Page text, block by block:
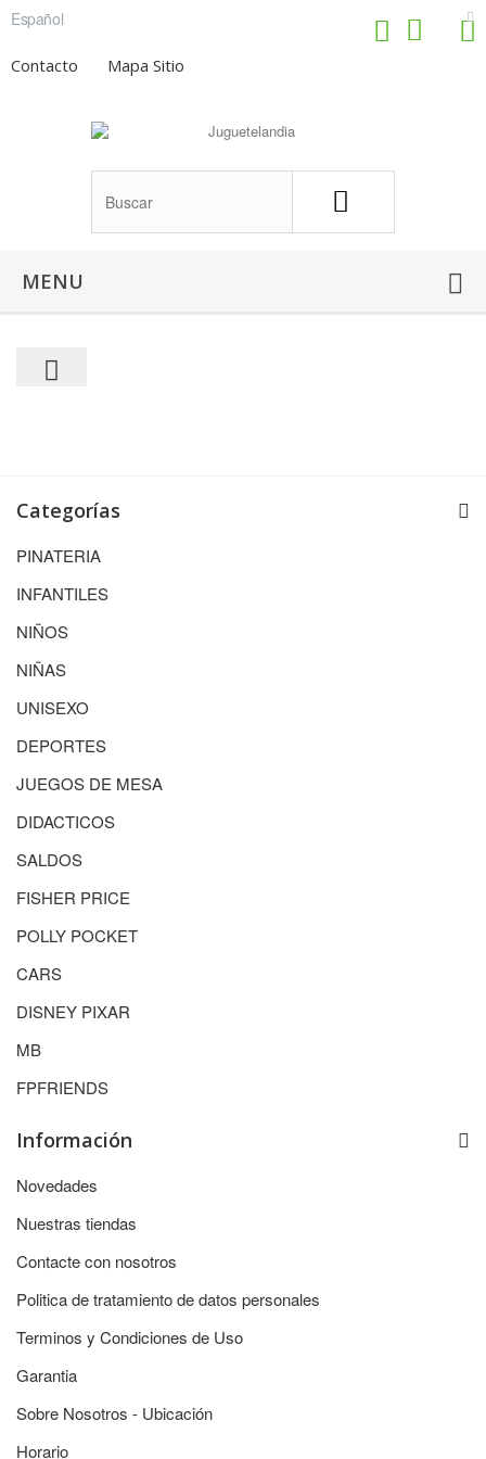
Español
Contacto Mapa Sitio
MENU
Categorías
PINATERIA
INFANTILES
NIÑOS
NIÑAS
UNISEXO
DEPORTES
JUEGOS DE MESA
DIDACTICOS
SALDOS
FISHER PRICE
POLLY POCKET
CARS
DISNEY PIXAR
MB
FPFRIENDS
Información
Novedades
Nuestras tiendas
Contacte con nosotros
Politica de tratamiento de datos personales
Terminos y Condiciones de Uso
Garantia
Sobre Nosotros - Ubicación
Horario